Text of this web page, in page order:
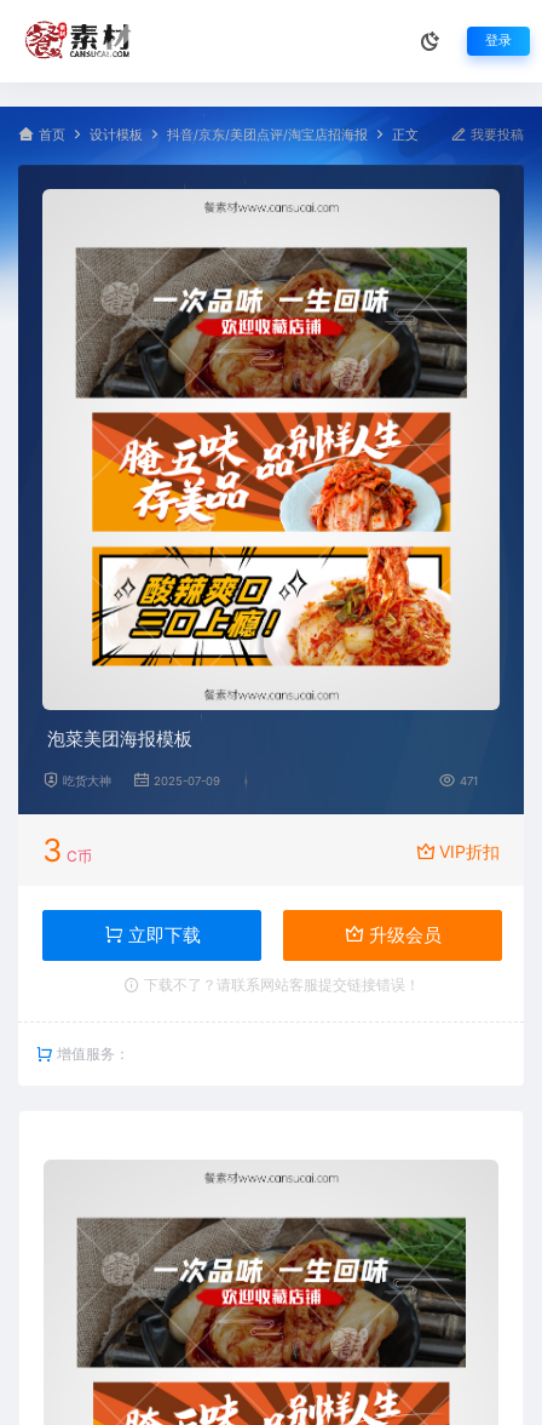
登录
首页 设计模板 抖音/京东/美团点评/淘宝店招海报 正文 我要投稿
泡菜美团海报模板
吃货大神 2025-07-09 471
3 C币 VIP折扣
立即下载 升级会员
下载不了？请联系网站客服提交链接错误！
增值服务：